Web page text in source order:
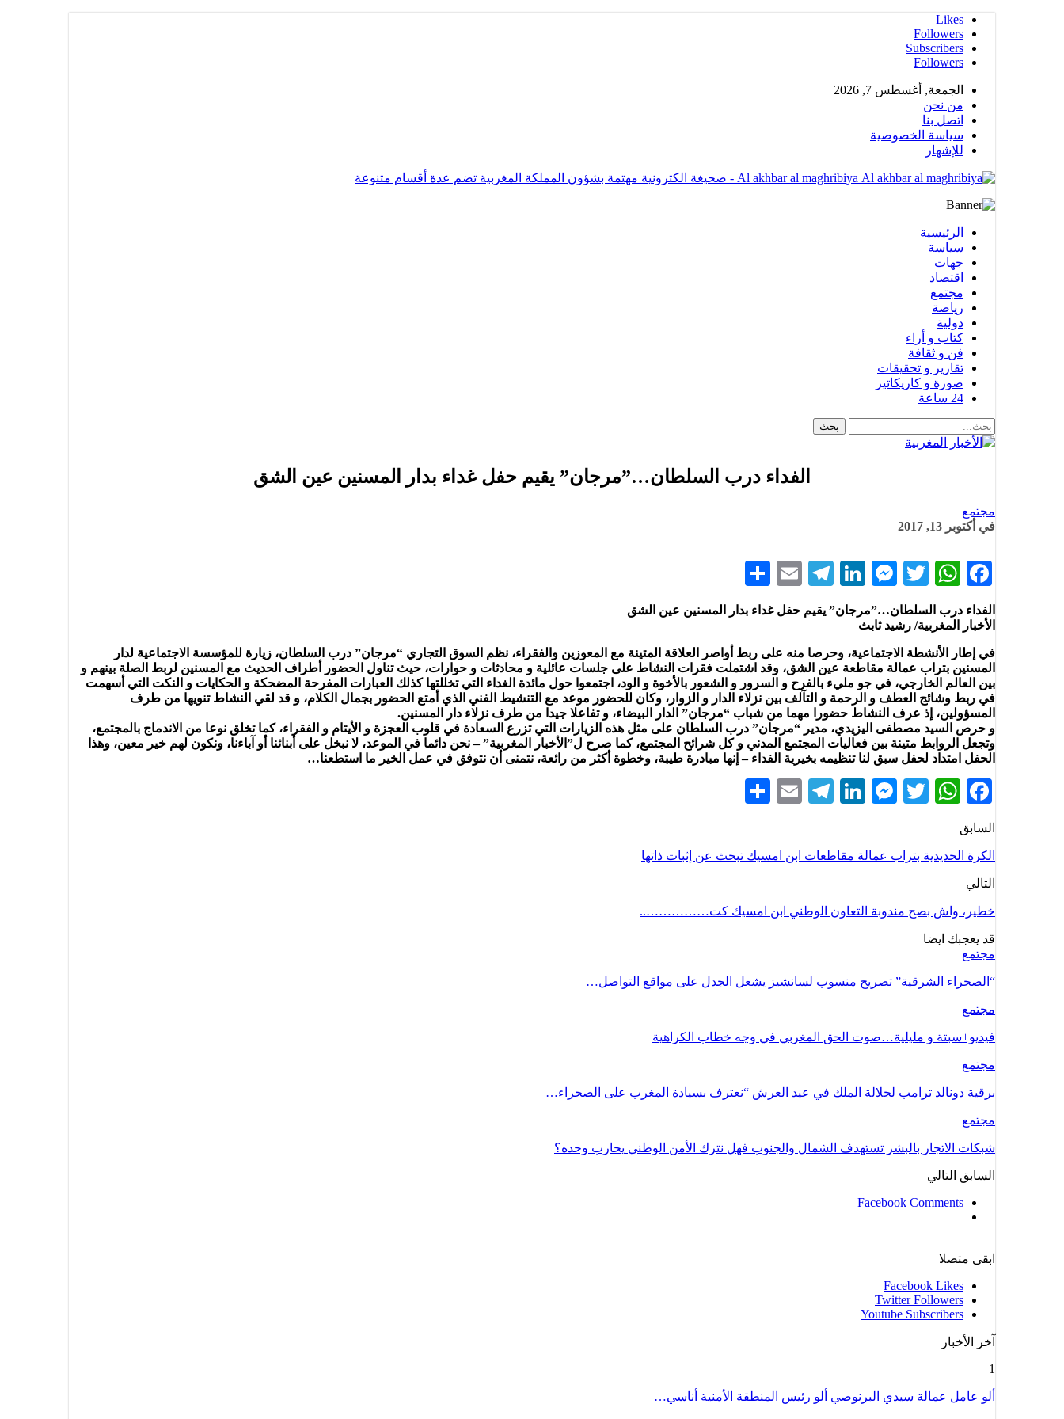
Likes
Followers
Subscribers
Followers
الجمعة, أغسطس 7, 2026
من نحن
اتصل بنا
سياسة الخصوصية
للإشهار
Al akhbar al maghribiya - صحيغة الكترونية مهتمة بشؤون المملكة المغربية تضم عدة أقسام متنوعة
الرئيسية
سياسة
جهات
اقتصاد
مجتمع
رياصة
دولية
كتاب و أراء
فن و ثقافة
تقارير و تحقيقات
صورة و كاريكاتير
24 ساعة
الفداء درب السلطان…”مرجان” يقيم حفل غداء بدار المسنين عين الشق
مجتمع
في أكتوبر 13, 2017
Facebook
WhatsApp
Twitter
Messenger
LinkedIn
Telegram
Email
الفداء درب السلطان…”مرجان” يقيم حفل غداء بدار المسنين عين الشق
الأخبار المغربية/ رشيد ثابث
في إطار الأنشطة الاجتماعية، وحرصا منه على ربط أواصر العلاقة المتينة مع المعوزين والفقراء، نظم السوق التجاري “مرجان” درب السلطان، زيارة للمؤسسة الاجتماعية لدار
المسنين بتراب عمالة مقاطعة عين الشق، وقد اشتملت فقرات النشاط على جلسات عائلية و محادثات و حوارات، حيث تناول الحضور أطراف الحديث مع المسنين لربط الصلة بينهم و
بين العالم الخارجي، في جو مليء بالفرح و السرور و الشعور بالأخوة و الود، اجتمعوا حول مائدة الغداء التي تخللتها كذلك العبارات المفرحة المضحكة و الحكايات و النكت التي أسهمت
في ربط وشائج العطف و الرحمة و التآلف بين نزلاء الدار و الزوار، وكان للحضور موعد مع التنشيط الفني الذي أمتع الحضور بجمال الكلام، و قد لقي النشاط تنويها من طرف
المسؤولين، إذ عرف النشاط حضورا مهما من شباب “مرجان” الدار البيضاء، و تفاعلا جيدا من طرف نزلاء دار المسنين.
و حرص السيد مصطفى اليزيدي، مدير “مرجان” درب السلطان على مثل هذه الزيارات التي تزرع السعادة في قلوب العجزة و الأيتام و الفقراء، كما تخلق نوعا من الاندماج بالمجتمع،
وتجعل الروابط متينة بين فعاليات المجتمع المدني و كل شرائح المجتمع، كما صرح ل”الأخبار المغربية” – نحن دائما في الموعد، لا نبخل على أبنائنا أو آباءنا، ونكون لهم خير معين، وهذا
الحفل امتداد لحفل سبق لنا تنظيمه بخيرية الفداء – إنها مبادرة طيبة، وخطوة أكثر من رائعة، نتمنى أن نتوفق في عمل الخير ما استطعنا…
Facebook
WhatsApp
Twitter
Messenger
LinkedIn
Telegram
Email
السابق
الكرة الحديدية بتراب عمالة مقاطعات ابن امسيك تبحث عن إثبات ذاتها
التالي
خطير، واش بصح مندوبة التعاون الوطني ابن امسيك كت……………..
قد يعجبك ايضا
مجتمع
“الصحراء الشرقية” تصريح منسوب لسانشيز يشعل الجدل على مواقع التواصل…
مجتمع
فيديو+سبتة و مليلية…صوت الحق المغربي في وجه خطاب الكراهية
مجتمع
برقية دونالد ترامب لجلالة الملك في عيد العرش “نعترف بسيادة المغرب على الصحراء…
مجتمع
شبكات الاتجار بالبشر تستهدف الشمال والجنوب فهل نترك الأمن الوطني يحارب وحده؟
السابق التالي
Facebook Comments
ابقى متصلا
Facebook Likes
Twitter Followers
Youtube Subscribers
آخر الأخبار
1
ألو عامل عمالة سيدي البرنوصي ألو رئيس المنطقة الأمنية أناسي…